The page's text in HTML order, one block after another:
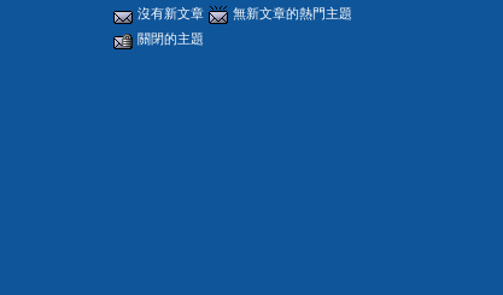
沒有新文章
無新文章的熱門主題
關閉的主題